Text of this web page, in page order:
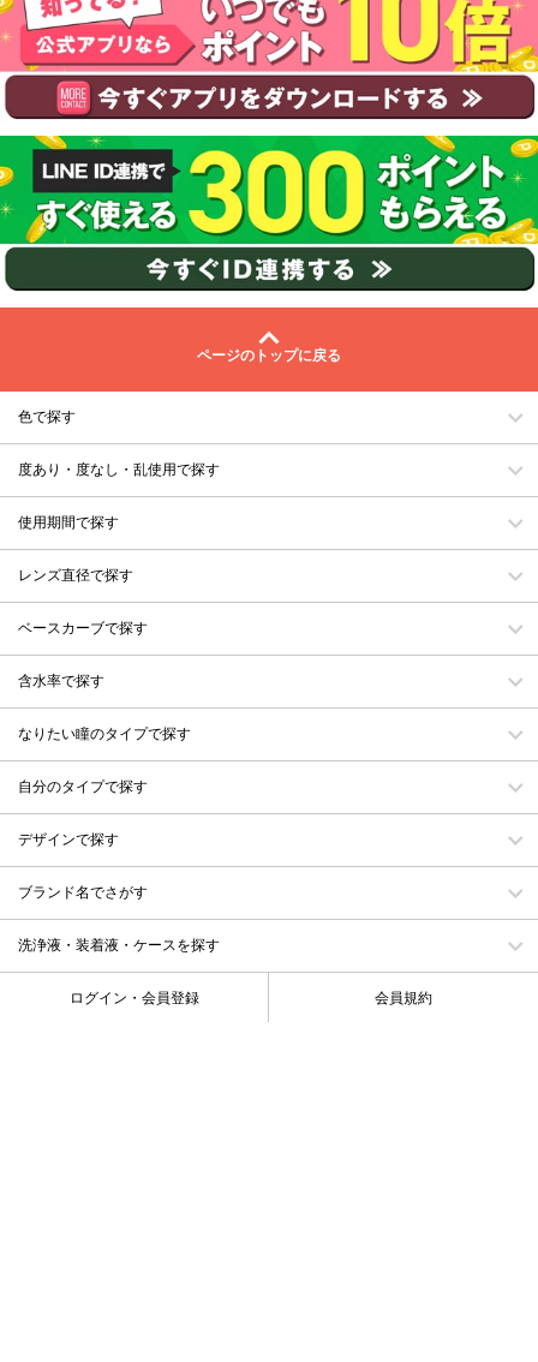
ページのトップに戻る
色で探す
度あり・度なし・乱使用で探す
使用期間で探す
レンズ直径で探す
ベースカーブで探す
含水率で探す
なりたい瞳のタイプで探す
自分のタイプで探す
デザインで探す
ブランド名でさがす
洗浄液・装着液・ケースを探す
ログイン・会員登録 会員規約